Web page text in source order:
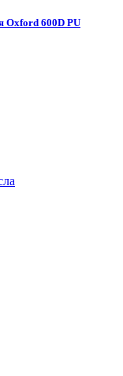
Oxford 600D PU